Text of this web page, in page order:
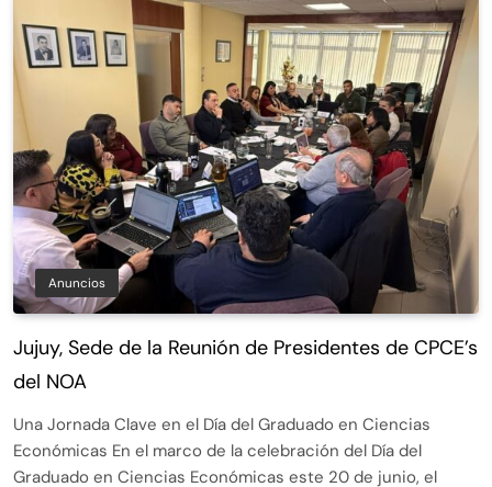
Anuncios
Jujuy, Sede de la Reunión de Presidentes de CPCE’s
del NOA
Una Jornada Clave en el Día del Graduado en Ciencias
Económicas En el marco de la celebración del Día del
Graduado en Ciencias Económicas este 20 de junio, el